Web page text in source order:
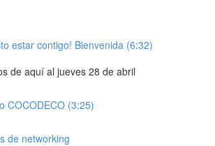
estar contigo! Bienvenida (6:32)
de aquí al jueves 28 de abril
COCODECO (3:25)
de networking